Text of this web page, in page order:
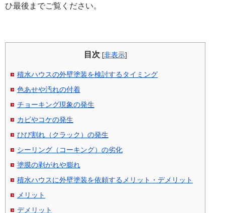
ひ最後までご覧ください。
目次 [非表示]
積水ハウスの外壁塗装を検討するタイミング
色あせや汚れの付着
チョーキング現象の発生
カビやコケの発生
ひび割れ（クラック）の発生
シーリング（コーキング）の劣化
塗膜の剥がれや膨れ
積水ハウスに外壁塗装を依頼するメリット・デメリット
メリット
デメリット